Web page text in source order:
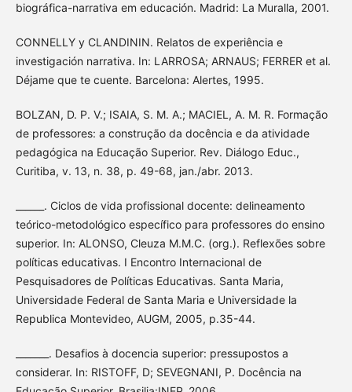
biográfica-narrativa em educación. Madrid: La Muralla, 2001.
CONNELLY y CLANDININ. Relatos de experiência e
investigación narrativa. In: LARROSA; ARNAUS; FERRER et al.
Déjame que te cuente. Barcelona: Alertes, 1995.
BOLZAN, D. P. V.; ISAIA, S. M. A.; MACIEL, A. M. R. Formação
de professores: a construção da docência e da atividade
pedagógica na Educação Superior. Rev. Diálogo Educ.,
Curitiba, v. 13, n. 38, p. 49-68, jan./abr. 2013.
______. Ciclos de vida profissional docente: delineamento
teórico-metodológico específico para professores do ensino
superior. In: ALONSO, Cleuza M.M.C. (org.). Reflexões sobre
políticas educativas. I Encontro Internacional de
Pesquisadores de Políticas Educativas. Santa Maria,
Universidade Federal de Santa Maria e Universidade la
Republica Montevideo, AUGM, 2005, p.35-44.
_______. Desafios à docencia superior: pressupostos a
considerar. In: RISTOFF, D; SEVEGNANI, P. Docência na